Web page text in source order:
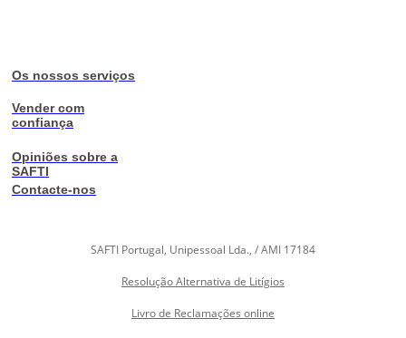
Os nossos serviços
Vender com
confiança
Opiniões sobre a
SAFTI
Contacte-nos
SAFTI Portugal, Unipessoal Lda., / AMI 17184
Resolução Alternativa de Litígios
Livro de Reclamações online